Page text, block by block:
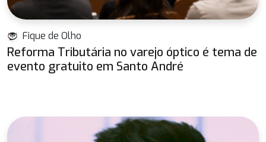
Fique de Olho
Reforma Tributária no varejo óptico é tema de
evento gratuito em Santo André